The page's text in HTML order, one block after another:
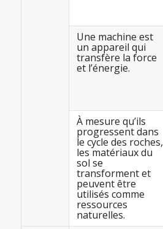
Une machine est
un appareil qui
transfère la force
et l’énergie.
À mesure qu’ils
progressent dans
le cycle des roches,
les matériaux du
sol se
transforment et
peuvent être
utilisés comme
ressources
naturelles.